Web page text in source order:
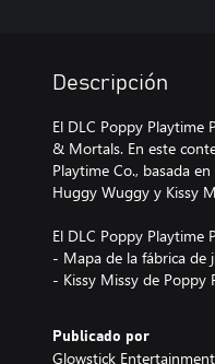
Descripción
El DLC Poppy
& Mortals. En este
Playtime Co., basada
Huggy Wuggy y Kissy
El DLC Poppy Playtime
- Mapa de la fábrica de
- Kissy Missy de Poppy
Publicado por
Glowstick Entertainment